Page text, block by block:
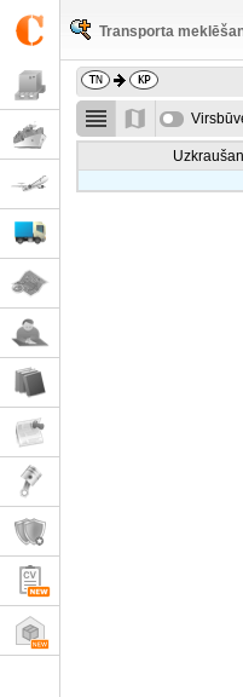
Transporta